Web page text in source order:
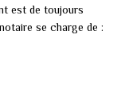
est de toujours
se charge de :